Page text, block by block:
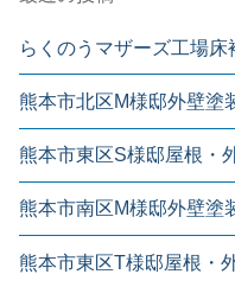
らくのうマザーズ工場床
熊本市北区M様邸外壁塗
熊本市東区S様邸屋根・
熊本市南区M様邸外壁塗
熊本市東区T様邸屋根・